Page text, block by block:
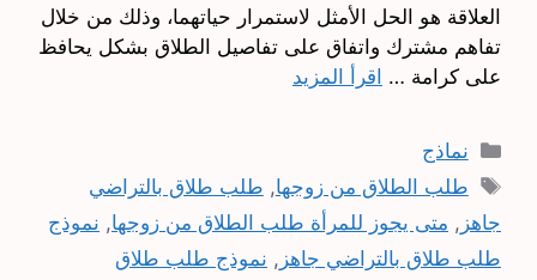
العلاقة هو الحل الأمثل لاستمرار حياتهما، وذلك من خلال
تفاهم مشترك واتفاق على تفاصيل الطلاق بشكل يحافظ
على كرامة … اقرأ المزيد
التصنيفات
نماذج
الوسوم
طلب الطلاق من زوجها, طلب طلاق بالتراضي
جاهز , متى يجوز للمرأة طلب الطلاق من زوجها, نموذج
طلب طلاق بالتراضي جاهز , نموذج طلب طلاق